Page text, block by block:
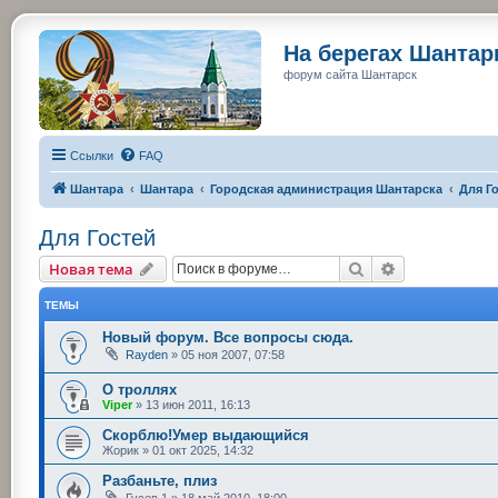
На берегах
форум сайта Шантарск
Ссылки FAQ
Шантара Шантара Городская администрация Шантарска Для
Для Гостей
Новая тема Поиск
ТЕМЫ
Новый форум. Все вопросы сюда.
Rayden » 05 ноя 2007, 07:58
О троллях
Viper» 13 июн 2011, 16:13
Скорблю!Умер выдающийся
Жорик » 01 окт 2025, 14:32
Разбаньте, плиз